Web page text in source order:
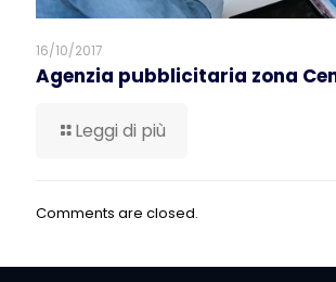
16/10/2017
Agenzia pubblicitaria zona
Leggi di più
Comments are closed.